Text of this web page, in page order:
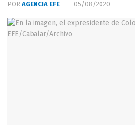
POR AGENCIA EFE 05/08/2020